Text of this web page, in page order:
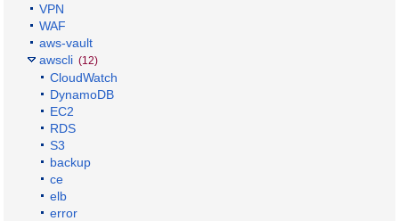
VPN
WAF
aws-vault
awscli (12)
CloudWatch
DynamoDB
EC2
RDS
S3
backup
ce
elb
error